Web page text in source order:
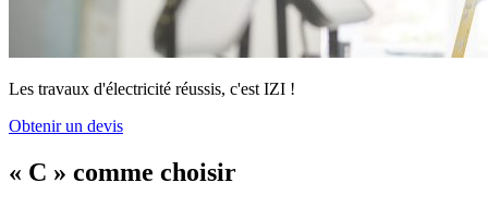
Les travaux d'électricité réussis, c'est IZI !
Obtenir un devis
« C » comme choisir